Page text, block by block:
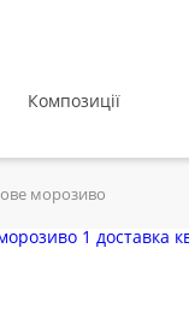
Композиції
морозиво